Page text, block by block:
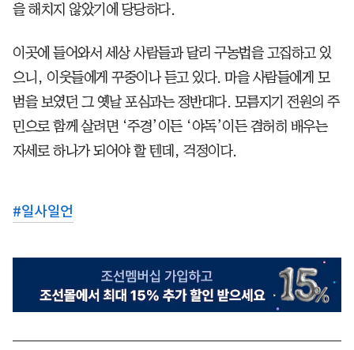
을 해치지 않았기에 당당하다.
이곳에 들어와서 세상 사람들과 달리 구농법을 고집하고 있
으니, 이웃들에게 꾸중이나 듣고 있다. 마을 사람들에게 모
범을 보였던 그 옛날 포심과는 정반대다. 모름지기 전원의 주
민으로 함께 살려면 ‘주경’이든 ‘야독’이든 겸허히 배우는
자세로 하나가 되어야 할 텐데, 걱정이다.
#일사일언